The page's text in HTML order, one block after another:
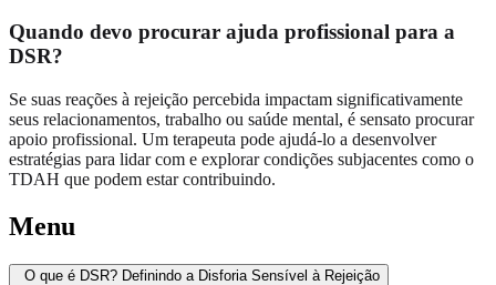
Quando devo procurar ajuda profissional para a
DSR?
Se suas reações à rejeição percebida impactam significativamente
seus relacionamentos, trabalho ou saúde mental, é sensato procurar
apoio profissional. Um terapeuta pode ajudá-lo a desenvolver
estratégias para lidar com e explorar condições subjacentes como o
TDAH que podem estar contribuindo.
Menu
O que é DSR? Definindo a Disforia Sensível à Rejeição